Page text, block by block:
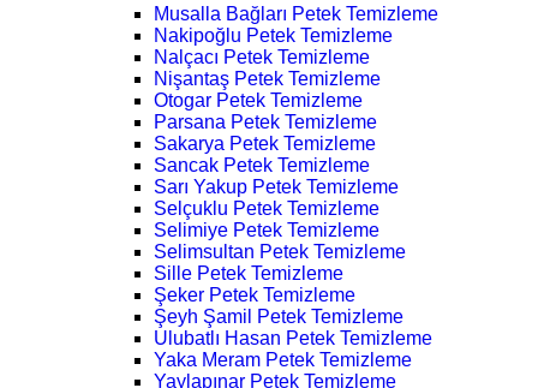
Musalla Bağları Petek Temizleme
Nakipoğlu Petek Temizleme
Nalçacı Petek Temizleme
Nişantaş Petek Temizleme
Otogar Petek Temizleme
Parsana Petek Temizleme
Sakarya Petek Temizleme
Sancak Petek Temizleme
Sarı Yakup Petek Temizleme
Selçuklu Petek Temizleme
Selimiye Petek Temizleme
Selimsultan Petek Temizleme
Sille Petek Temizleme
Şeker Petek Temizleme
Şeyh Şamil Petek Temizleme
Ulubatlı Hasan Petek Temizleme
Yaka Meram Petek Temizleme
Yaylapınar Petek Temizleme